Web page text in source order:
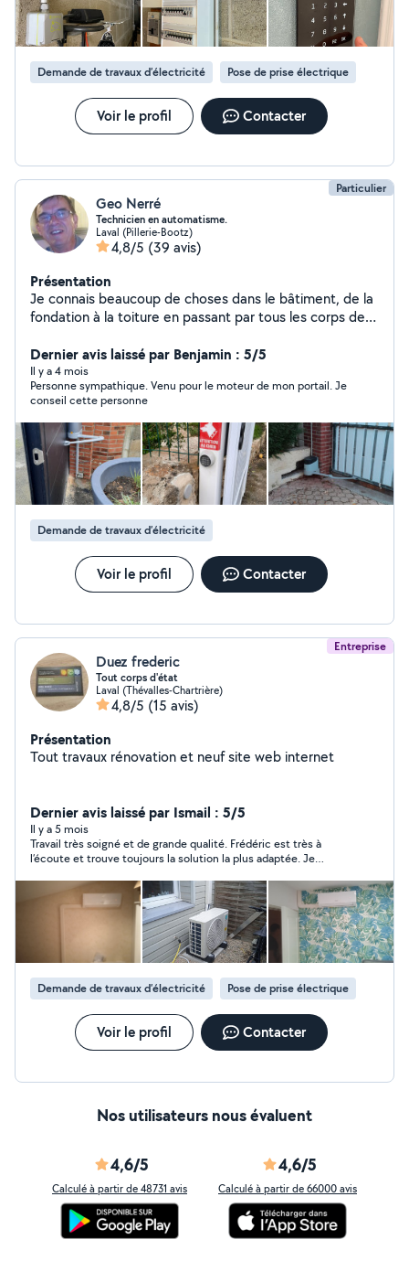
Demande de travaux d’électricité Pose de prise électrique
Voir le profil Contacter
Particulier
Geo Nerré
Technicien en automatisme.
Laval (Pillerie-Bootz)
4,8/5 (39 avis)
Présentation
Je connais beaucoup de choses dans le bâtiment, de la
fondation à la toiture en passant par tous les corps de
électronique grand public ,un peu indus , 30 ans) puis
technicien en automatisme d'ouverture 12 ans, portail ,
portes de garage, volets roulants , volets roulants de
velux ,stores bannes, menuiserie(portes ,fenêtres, baies
vitrées, vitrines) ,vitrage, serrurerie etc. Travailler le bois
est aussi une passion pour moi ,voir photo ci-contre,
pose d'automatisme, portails, interphonie, menuiseries
etc.
Dernier avis laissé par Benjamin : 5/5
Il y a 4 mois
Personne sympathique. Venu pour le moteur de mon portail. Je
conseil cette personne
Demande de travaux d’électricité
Voir le profil Contacter
Entreprise
Duez frederic
Tout corps d'état
Laval (Thévalles-Chartrière)
4,8/5 (15 avis)
Présentation
Tout travaux rénovation et neuf site web internet
Dernier avis laissé par Ismail : 5/5
Il y a 5 mois
Travail très soigné et de grande qualité. Frédéric est très à
l’écoute et trouve toujours la solution la plus adaptée. Je
pour d’autres projets. Merci beaucoup Frédéric !
Demande de travaux d’électricité Pose de prise électrique
Voir le profil Contacter
Nos utilisateurs nous évaluent
4,6/5
Calculé à partir de 48731 avis
4,6/5
Calculé à partir de 66000 avis